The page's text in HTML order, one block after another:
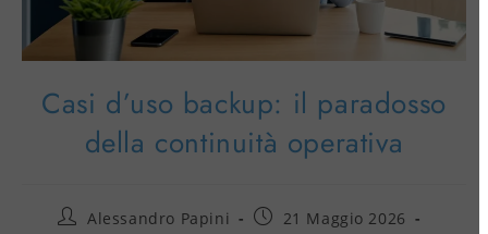
Casi d’uso backup: il paradosso
della continuità operativa
Alessandro Papini
21 Maggio 2026